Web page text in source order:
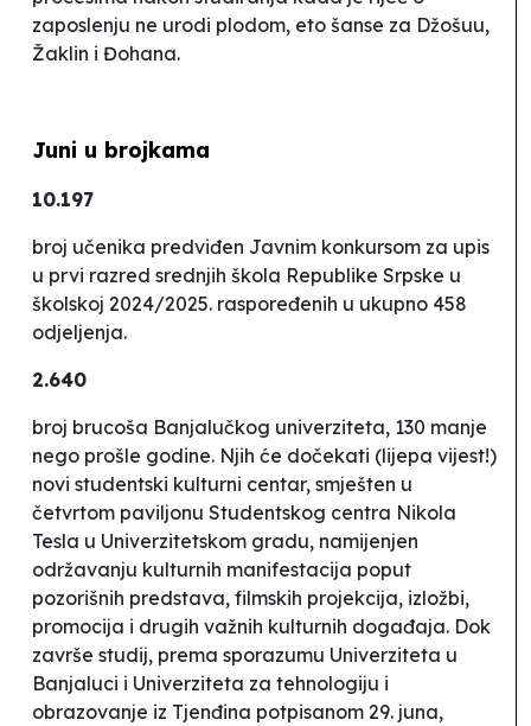
zaposlenju ne urodi plodom, eto šanse za Džošuu,
Žaklin i Đohana.
Juni u brojkama
10.197
broj učenika predviđen Javnim konkursom za upis
u prvi razred srednjih škola Republike Srpske u
školskoj 2024/2025. raspoređenih u ukupno 458
odjeljenja.
2.640
broj brucoša Banjalučkog univerziteta, 130 manje
nego prošle godine. Njih će dočekati (lijepa vijest!)
novi studentski kulturni centar, smješten u
četvrtom paviljonu Studentskog centra Nikola
Tesla u Univerzitetskom gradu, namijenjen
održavanju kulturnih manifestacija poput
pozorišnih predstava, filmskih projekcija, izložbi,
promocija i drugih važnih kulturnih događaja. Dok
završe studij, prema sporazumu Univerziteta u
Banjaluci i Univerziteta za tehnologiju i
obrazovanje iz Tjenđina potpisanom 29. juna,